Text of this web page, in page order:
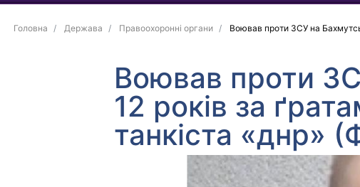
Головна Держава Правоохоронні органи Воював проти ЗСУ на
Воював проти
12 років за
танкіста «днр»